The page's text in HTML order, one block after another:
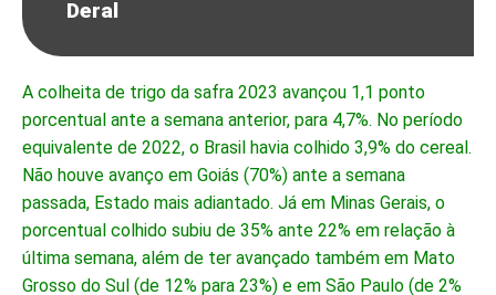
Deral
A colheita de trigo da safra 2023 avançou 1,1 ponto
porcentual ante a semana anterior, para 4,7%. No período
equivalente de 2022, o Brasil havia colhido 3,9% do cereal.
Não houve avanço em Goiás (70%) ante a semana
passada, Estado mais adiantado. Já em Minas Gerais, o
porcentual colhido subiu de 35% ante 22% em relação à
última semana, além de ter avançado também em Mato
Grosso do Sul (de 12% para 23%) e em São Paulo (de 2%